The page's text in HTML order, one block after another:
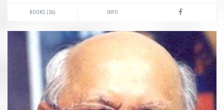
BOOKS (26) INFO